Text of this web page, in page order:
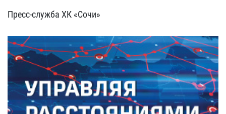
Пресс-служба ХК «Сочи»